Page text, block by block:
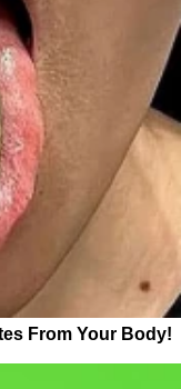
From Your Body!